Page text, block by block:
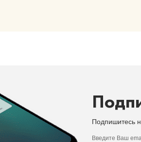
Подпишитесь
Введите Ваш